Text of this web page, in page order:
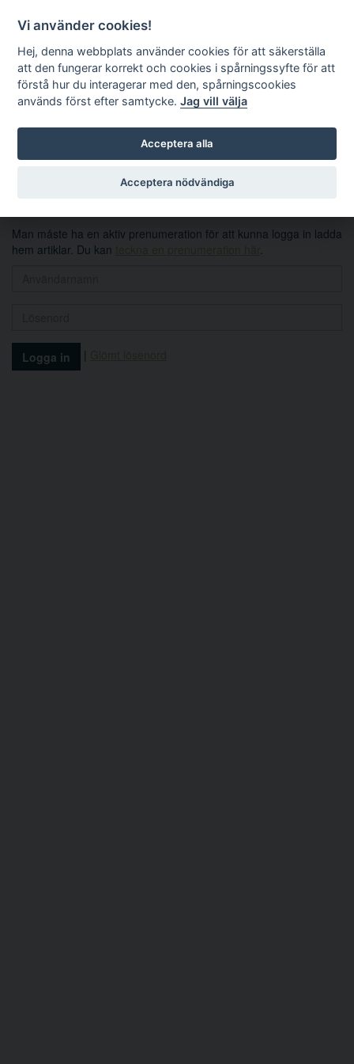
Sök
Logga in
Man måste ha en aktiv prenumeration för att kunna logga in ladda
hem artiklar. Du kan
|
Vi använder cookies!
Hej, denna webbplats använder cookies för att säkerställa
att den fungerar korrekt och cookies i spårningssyfte för att
förstå hur du interagerar med den, spårningscookies
används först efter samtycke.Jag vill välja
Acceptera alla
Acceptera nödvändiga